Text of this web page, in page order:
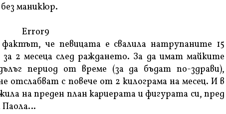
без маникюр.
Error9
че певицата е свалила натрупаните 15
2 месеца след раждането. За да имат майките
период от време (за да бъдат по-здрави),
отслабват с повече от 2 килограма на месец. И в
на преден план кариерата и фигурата си, пред
Паола…